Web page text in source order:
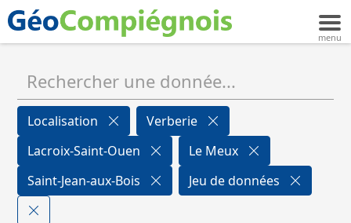
Localisation
Verberie
Lacroix-Saint-Ouen
Le Meux
Saint-Jean-aux-Bois
Jeu de données